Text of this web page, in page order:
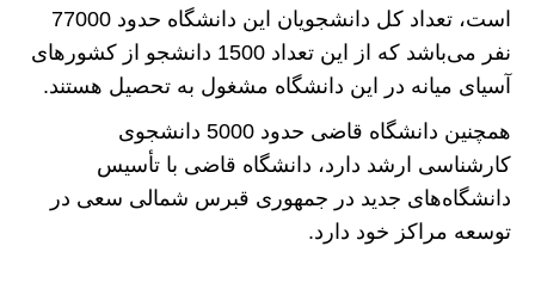
است، تعداد کل دانشجویان این دانشگاه حدود 77000
نفر می‌باشد که از این تعداد 1500 دانشجو از کشورهای
آسیای میانه در این دانشگاه مشغول به تحصیل هستند.
همچنین دانشگاه قاضی حدود 5000 دانشجوی
کارشناسی ارشد دارد، دانشگاه قاضی با تأسیس
دانشگاه‌های جدید در جمهوری قبرس شمالی سعی در
توسعه مراکز خود دارد.